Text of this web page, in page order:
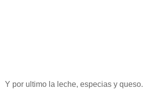
Y por ultimo la leche, especias y queso.